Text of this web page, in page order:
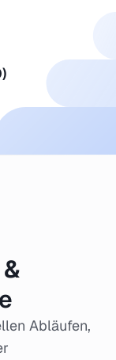
Abläufen,